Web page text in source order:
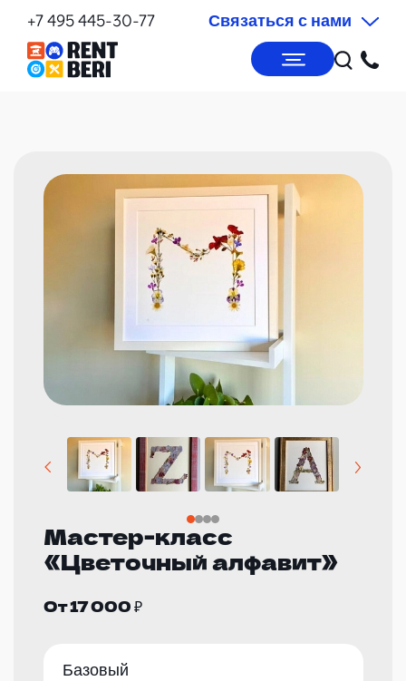
+7 495 445-30-77 Связаться с нами
Мастер-класс
«Цветочный алфавит»
От 17 000 ₽
Базовый